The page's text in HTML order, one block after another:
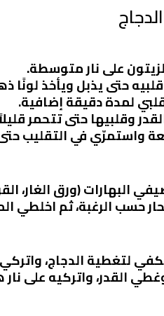
على نار متوسطة.
حتى يذبل ويأخذ لونًا
لمدة دقيقة إضافية.
وقلبيها حتى تتحمر
واستمرّي في التقليب
البهارات (ورق الغار،
حسب الرغبة، ثم اخلطي
لتغطية الدجاج، واتركي
واتركيه على نار هادئة لمدة 30 دقيقة